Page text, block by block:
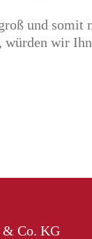
und somit
würden wir
& Co. KG